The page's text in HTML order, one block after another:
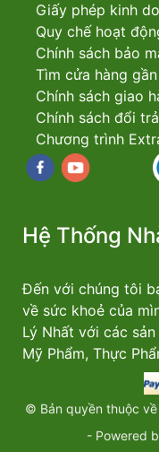
Giấy phép kinh
Quy chế hoạt
Chính sách bảo
Tìm cửa hàng
Chính sách giao
Chính sách đổi trả
Chương trình
Facebookyoutube
Hệ Thống
Đến với chúng tôi
về sức khoẻ của
Lý Nhất với các
Mỹ Phẩm, Thực
© Bản quyền thuộc
- Powered